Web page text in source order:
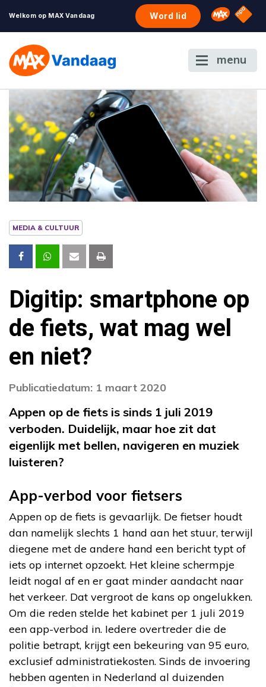
Welkom op MAX Vandaag Word lid Omroep
NPO
menu
MEDIA & CULTUUR
Digitip: smartphone op
de fiets, wat mag wel
en niet?
Publicatiedatum: 1 maart 2020
Appen op de fiets is sinds 1 juli 2019
verboden. Duidelijk, maar hoe zit dat
eigenlijk met bellen, navigeren en muziek
luisteren?
App-verbod voor fietsers
Appen op de fiets is gevaarlijk. De fietser houdt
dan namelijk slechts 1 hand aan het stuur, terwijl
diegene met de andere hand een bericht typt of
iets op internet opzoekt. Het kleine schermpje
leidt nogal af en er gaat minder aandacht naar
het verkeer. Dat vergroot de kans op ongelukken.
Om die reden stelde het kabinet per 1 juli 2019
een app-verbod in. Iedere overtreder die de
politie betrapt, krijgt een bekeuring van 95 euro,
exclusief administratiekosten. Sinds de invoering
hebben agenten in Nederland al duizenden